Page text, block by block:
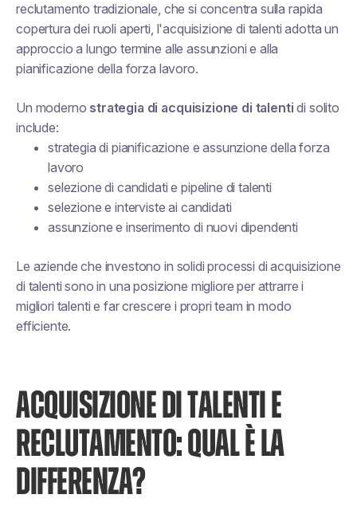
reclutamento tradizionale, che si concentra sulla rapida
copertura dei ruoli aperti, l'acquisizione di talenti adotta un
approccio a lungo termine alle assunzioni e alla
pianificazione della forza lavoro.
Un moderno strategia di acquisizione di talenti di solito
include:
strategia di pianificazione e assunzione della forza
lavoro
selezione di candidati e pipeline di talenti
selezione e interviste ai candidati
assunzione e inserimento di nuovi dipendenti
Le aziende che investono in solidi processi di acquisizione
di talenti sono in una posizione migliore per attrarre i
migliori talenti e far crescere i propri team in modo
efficiente.
ACQUISIZIONE DI TALENTI E
RECLUTAMENTO: QUAL È LA
DIFFERENZA?